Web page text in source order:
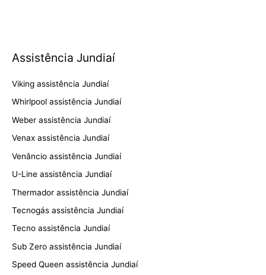
Assistência Jundiaí
Viking assistência Jundiaí
Whirlpool assistência Jundiaí
Weber assistência Jundiaí
Venax assistência Jundiaí
Venâncio assistência Jundiaí
U-Line assistência Jundiaí
Thermador assistência Jundiaí
Tecnogás assistência Jundiaí
Tecno assistência Jundiaí
Sub Zero assistência Jundiaí
Speed Queen assistência Jundiaí